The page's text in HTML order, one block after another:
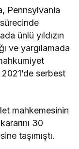
Pennsylvania
ünlü yıldızın
ve yargılamada
serbest
mahkemesinin
30
taşımıştı.